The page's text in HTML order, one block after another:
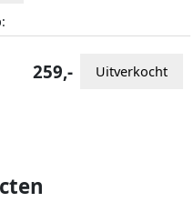
259,- Uitverkocht